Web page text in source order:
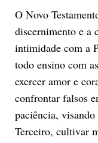
O Novo
discernimento e a
intimidade com a
todo ensino com
exercer amor e
confrontar falsos
paciência, visando
Terceiro, cultivar